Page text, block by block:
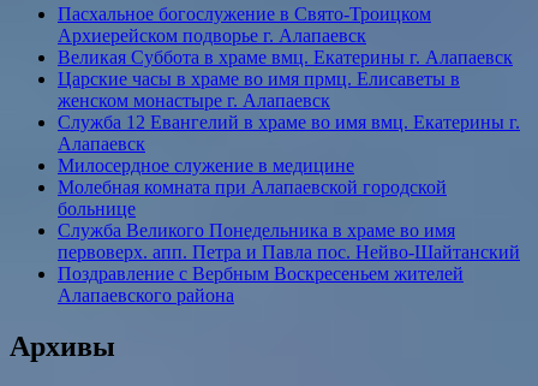
Пасхальное богослужение в Свято-Троицком
Архиерейском подворье г. Алапаевск
Великая Суббота в храме вмц. Екатерины г. Алапаевск
Царские часы в храме во имя прмц. Елисаветы в
женском монастыре г. Алапаевск
Служба 12 Евангелий в храме во имя вмц. Екатерины г.
Алапаевск
Милосердное служение в медицине
Молебная комната при Алапаевской городской
больнице
Служба Великого Понедельника в храме во имя
первоверх. апп. Петра и Павла пос. Нейво-Шайтанский
Поздравление с Вербным Воскресеньем жителей
Алапаевского района
Архивы